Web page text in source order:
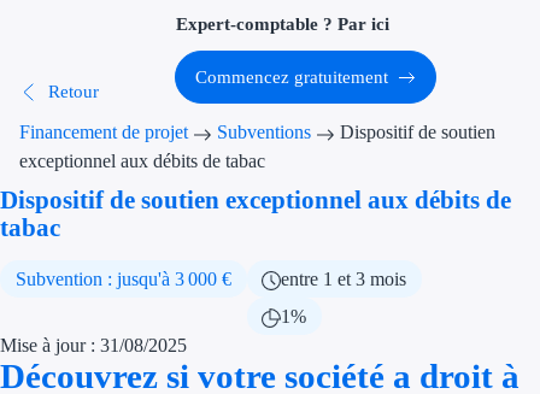
Thématiques
Financement
Expert-comptable ? Par ici
Commencez gratuitement
Retour
Financement de projet Subventions
Dispositif de soutien
exceptionnel aux débits de tabac
Dispositif de soutien exceptionnel aux débits de
tabac
Subvention : jusqu'à 3 000 €
entre 1 et 3 mois
1%
Mise à jour : 31/08/2025
Découvrez si votre société a droit à